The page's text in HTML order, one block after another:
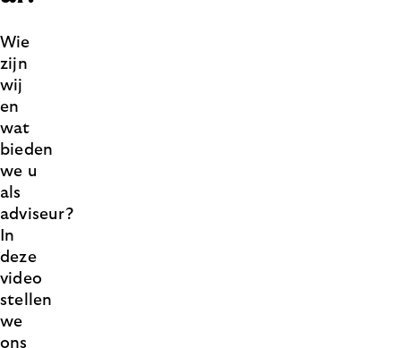
Wie
zijn
wij
en
wat
bieden
we u
als
adviseur?
In
deze
video
stellen
we
ons